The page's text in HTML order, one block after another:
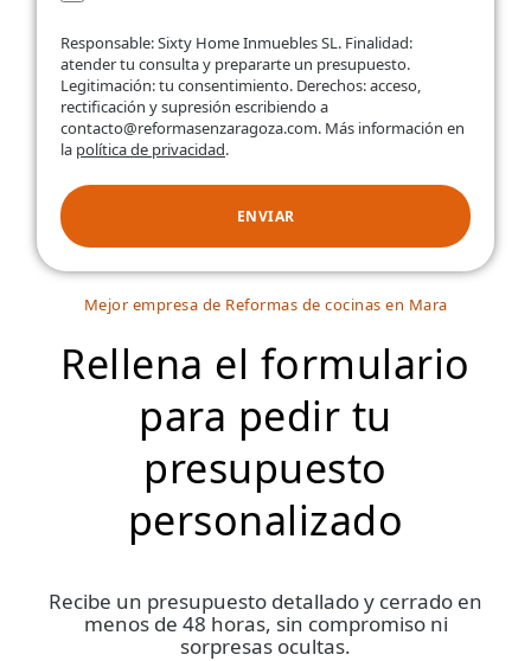
Responsable: Sixty Home Inmuebles SL. Finalidad:
atender tu consulta y prepararte un presupuesto.
Legitimación: tu consentimiento. Derechos: acceso,
rectificación y supresión escribiendo a
contacto@reformasenzaragoza.com. Más información en
la política de privacidad.
ENVIAR
Mejor empresa de Reformas de cocinas en Mara
Rellena el formulario
para pedir tu
presupuesto
personalizado
Recibe un presupuesto detallado y cerrado en
menos de 48 horas, sin compromiso ni
sorpresas ocultas.